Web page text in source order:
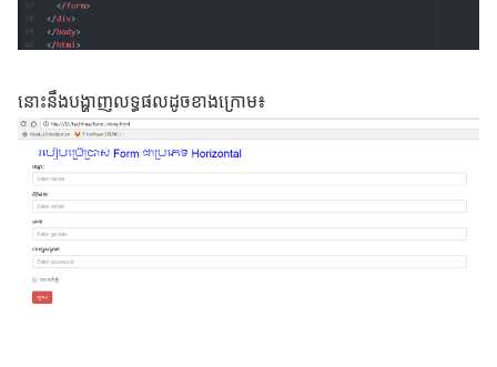
នោះនឹងបង្ហាញលទ្ធផលដូចខាងក្រោម៖